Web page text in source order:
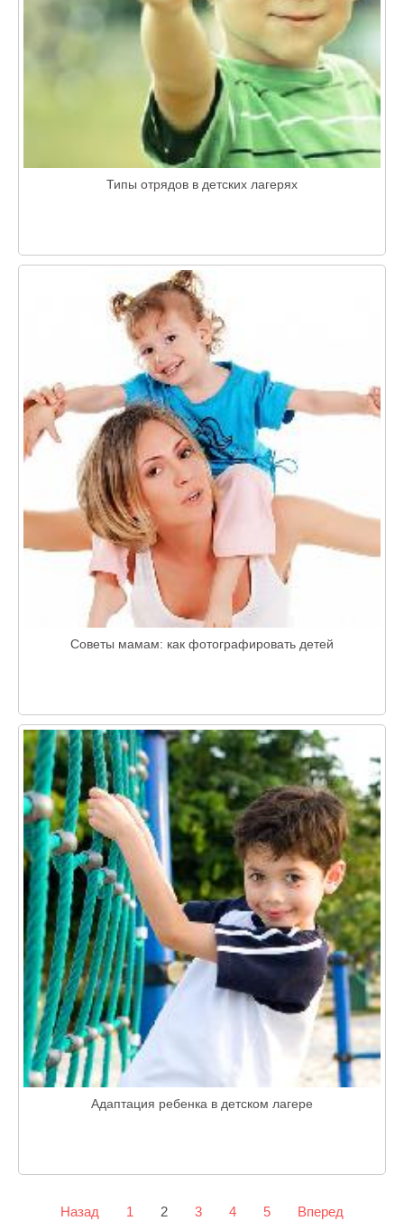
Типы отрядов в детских лагерях
Советы мамам: как фотографировать детей
Адаптация ребенка в детском лагере
Назад 1 2 3 4 5 Вперед